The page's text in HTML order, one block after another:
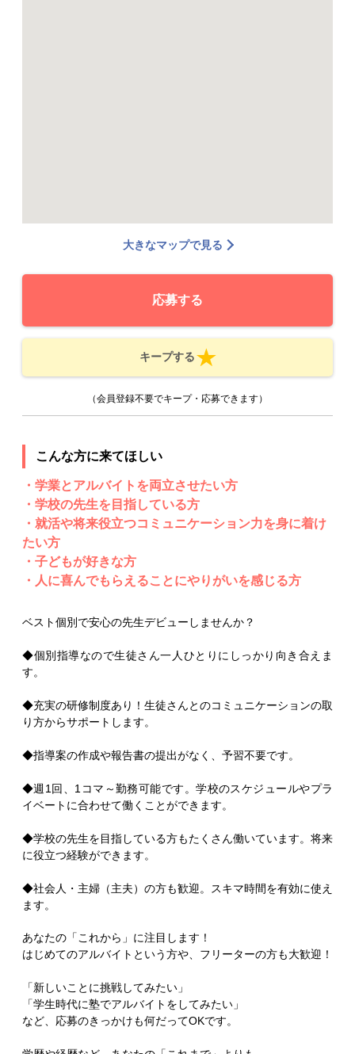
大きなマップで見る
応募する
キープする
（会員登録不要でキープ・応募できます）
こんな方に来てほしい
・学業とアルバイトを両立させたい方
・学校の先生を目指している方
・就活や将来役立つコミュニケーション力を身に着け
たい方
・子どもが好きな方
・人に喜んでもらえることにやりがいを感じる方
ベスト個別で安心の先生デビューしませんか？
◆個別指導なので生徒さん一人ひとりにしっかり向き合えま
す。
◆充実の研修制度あり！生徒さんとのコミュニケーションの取
り方からサポートします。
◆指導案の作成や報告書の提出がなく、予習不要です。
◆週1回、1コマ～勤務可能です。学校のスケジュールやプラ
イベートに合わせて働くことができます。
◆学校の先生を目指している方もたくさん働いています。将来
に役立つ経験ができます。
◆社会人・主婦（主夫）の方も歓迎。スキマ時間を有効に使え
ます。
あなたの「これから」に注目します！
はじめてのアルバイトという方や、フリーターの方も大歓迎！
「新しいことに挑戦してみたい」
「学生時代に塾でアルバイトをしてみたい」
など、応募のきっかけも何だってOKです。